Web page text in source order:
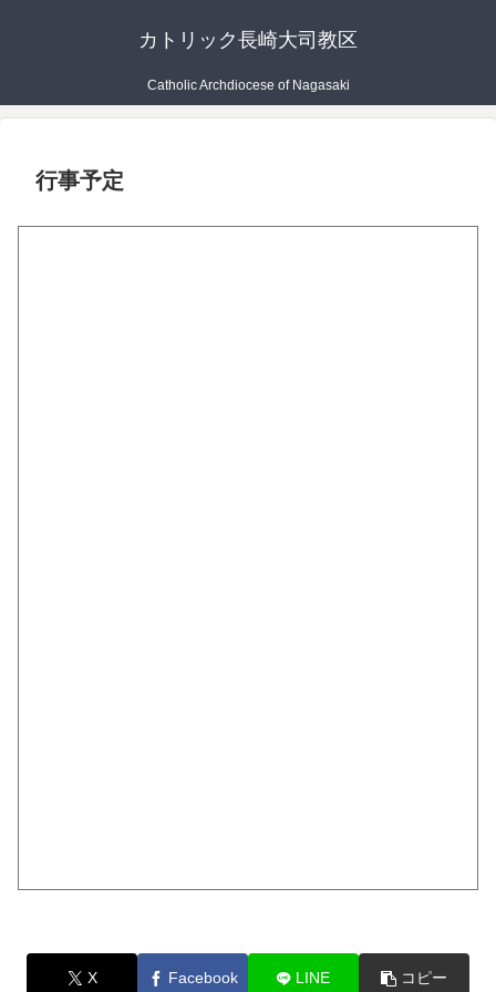
カトリック長崎大司教区
Catholic Archdiocese of Nagasaki
行事予定
X Facebook LINE コピー